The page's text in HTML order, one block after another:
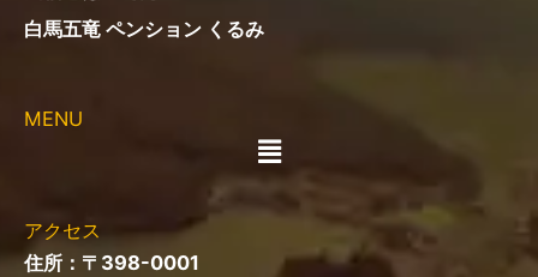
白馬五竜 ペンション くるみ
MENU
メ
ニ
ー
アクセス
住所：〒398-0001